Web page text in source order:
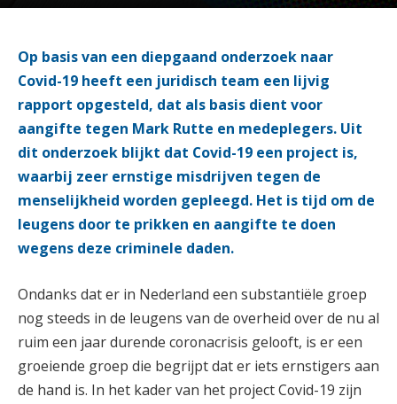
Op basis van een diepgaand onderzoek naar
Covid-19 heeft een juridisch team een lijvig
rapport opgesteld, dat als basis dient voor
aangifte tegen Mark Rutte en medeplegers. Uit
dit onderzoek blijkt dat Covid-19 een project is,
waarbij zeer ernstige misdrijven tegen de
menselijkheid worden gepleegd. Het is tijd om de
leugens door te prikken en aangifte te doen
wegens deze criminele daden.
Ondanks dat er in Nederland een substantiële groep
nog steeds in de leugens van de overheid over de nu al
ruim een jaar durende coronacrisis gelooft, is er een
groeiende groep die begrijpt dat er iets ernstigers aan
de hand is. In het kader van het project Covid-19 zijn